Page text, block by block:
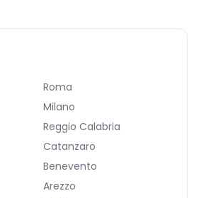
Roma
Milano
Reggio Calabria
Catanzaro
Benevento
Arezzo